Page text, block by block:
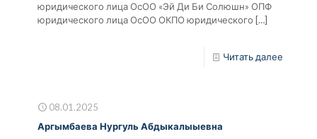
юридического лица ОсОО «Эй Ди Би Солюшн» ОПФ
юридического лица ОсОО ОКПО юридического […]
Читать далее
08.01.2025
Аргымбаева Нургуль Абдыкалыыевна